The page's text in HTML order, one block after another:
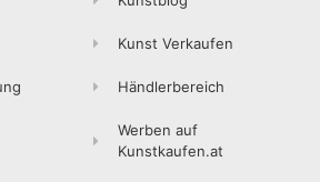
Kunst Verkaufen
Händlerbereich
Werben auf
Kunstkaufen.at